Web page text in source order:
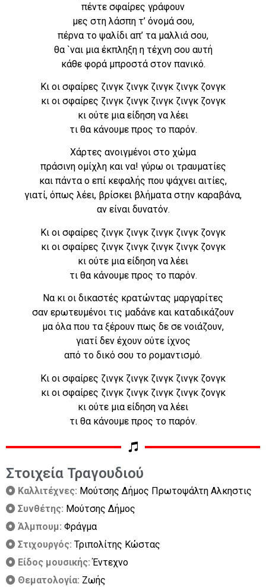
πέντε σφαίρες γράφουν
μες στη λάσπη τ’ όνομά σου,
πέρνα το ψαλίδι απ’ τα μαλλιά σου,
θα `ναι μια έκπληξη η τέχνη σου αυτή
κάθε φορά μπροστά στον πανικό.
Κι οι σφαίρες ζινγκ ζινγκ ζινγκ ζινγκ ζονγκ
κι οι σφαίρες ζινγκ ζινγκ ζινγκ ζινγκ ζονγκ
κι ούτε μια είδηση να λέει
τι θα κάνουμε προς το παρόν.
Χάρτες ανοιγμένοι στο χώμα
πράσινη ομίχλη και να! γύρω οι τραυματίες
και πάντα ο επί κεφαλής που ψάχνει αιτίες,
γιατί, όπως λέει, βρίσκει βλήματα στην καραβάνα,
αν είναι δυνατόν.
Κι οι σφαίρες ζινγκ ζινγκ ζινγκ ζινγκ ζονγκ
κι οι σφαίρες ζινγκ ζινγκ ζινγκ ζινγκ ζονγκ
κι ούτε μια είδηση να λέει
τι θα κάνουμε προς το παρόν.
Να κι οι δικαστές κρατώντας μαργαρίτες
σαν ερωτευμένοι τις μαδάνε και καταδικάζουν
μα όλα που τα ξέρουν πως δε σε νοιάζουν,
γιατί δεν έχουν ούτε ίχνος
από το δικό σου το ρομαντισμό.
Κι οι σφαίρες ζινγκ ζινγκ ζινγκ ζινγκ ζονγκ
κι οι σφαίρες ζινγκ ζινγκ ζινγκ ζινγκ ζονγκ
κι ούτε μια είδηση να λέει
τι θα κάνουμε προς το παρόν.
Στοιχεία Τραγουδιού
Καλλιτέχνες: Μούτσης Δήμος Πρωτοψάλτη Αλκηστις
Συνθέτης: Μούτσης Δήμος
Άλμπουμ: Φράγμα
Στιχουργός: Τριπολίτης Κώστας
Είδος μουσικής:Έντεχνο
Θεματολογία: Ζωής